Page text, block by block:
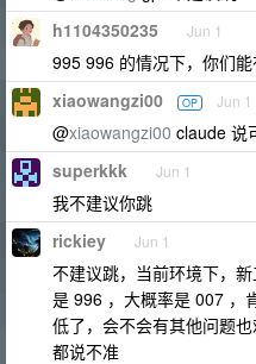
h1104350235 Jun 1
995 996 的情况下，你们能
xiaowangzi00 OP Jun 1
@xiaowangzi00 claude 说
superkkk Jun 1
我不建议你跳
rickiey Jun 1
不建议跳，当前环境下，
是 996 ，大概率是 007 ，
低了，会不会有其他问题
都说不准